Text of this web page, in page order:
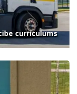
currículums